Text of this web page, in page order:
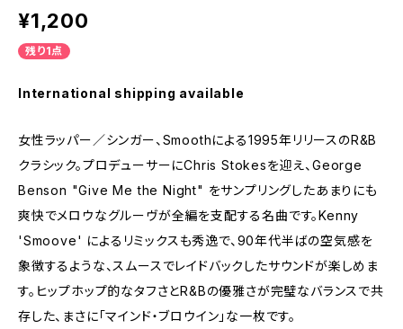
¥1,200
残り1点
International shipping available
女性ラッパー／シンガー、Smoothによる1995年リリースのR&B
クラシック。プロデューサーにChris Stokesを迎え、George
Benson "Give Me the Night" をサンプリングしたあまりにも
爽快でメロウなグルーヴが全編を支配する名曲です。Kenny
'Smoove' によるリミックスも秀逸で、90年代半ばの空気感を
象徴するような、スムースでレイドバックしたサウンドが楽しめま
す。ヒップホップ的なタフさとR&Bの優雅さが完璧なバランスで共
存した、まさに「マインド・ブロウイン」な一枚です。